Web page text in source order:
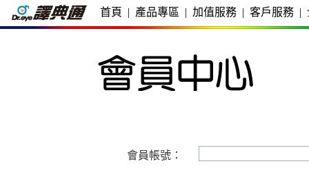
首頁 | 產品專區 | 加值服務 | 客戶服務 |
會員帳號：